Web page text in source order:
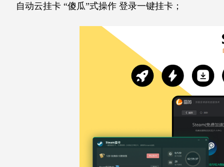
自动云挂卡 “傻瓜”式操作 登录一键挂卡；